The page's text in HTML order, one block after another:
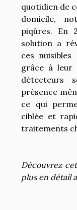
quotidien de
domicile,
piqûres. En
solution a
ces
grâce à leur
détecteurs
présence
ce qui
ciblée et
traitements
Découvrez
plus en détail